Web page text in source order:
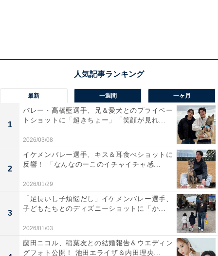
最新 一週間 一ヶ月
1
バレー・髙橋藍選手、兄＆愛犬とのプライベー
トショットに「超きちょー」「笑顔が見れ...
2026/03/08
2
イケメンバレー選手、キス＆耳食べショットに
反響！ 「なんなのーこのイチャイチャ感...
2026/01/29
3
「足長いし子煩悩だし」イケメンバレー選手、
子どもたちとのディズニーショットに「か...
2026/01/03
藤田ニコル、稲葉友との結婚報告＆ウエディン
グフォト公開！ 池田エライザ＆内田理央...